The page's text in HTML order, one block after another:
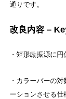
通りです。
改良内容 –
・矩形励振源に
・カラーバーの
ーションさせる仕